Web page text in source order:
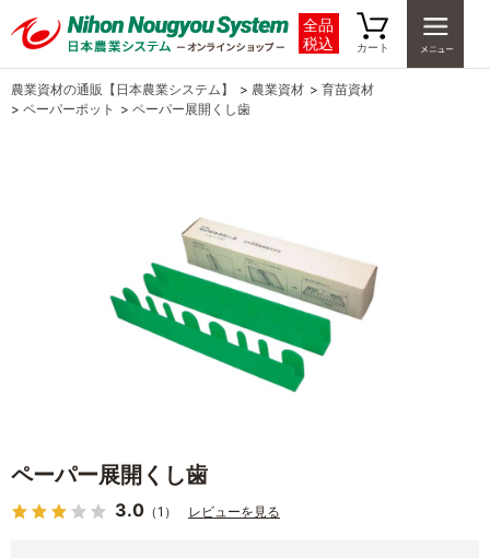
全品
税込
カート
農業資材の通販【日本農業システム】 > 農業資材 > 育苗資材
> ペーパーポット > ペーパー展開くし歯
ペーパー展開くし歯
3.0 （1） レビューを見る